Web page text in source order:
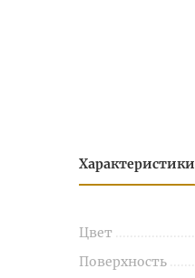
Характеристики
Цвет
Поверхность